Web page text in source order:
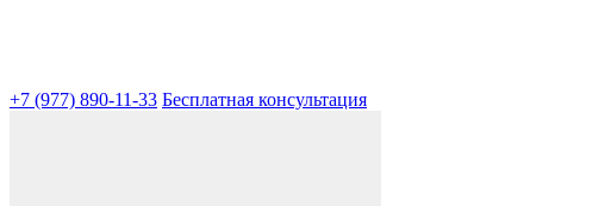
+7 (977) 890-11-33 Бесплатная консультация